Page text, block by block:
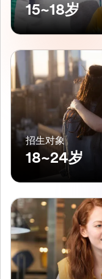
15~18岁
招生对象
18~24岁